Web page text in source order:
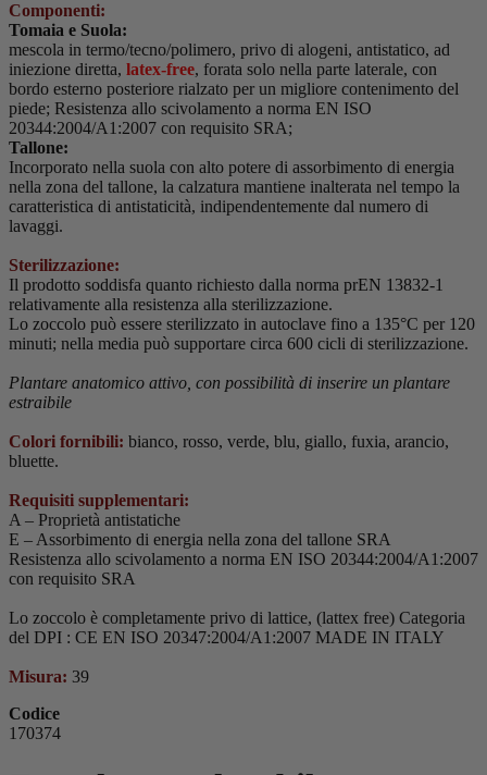
Componenti:
Tomaia e Suola:
mescola in termo/tecno/polimero, privo di alogeni, antistatico, ad
iniezione diretta, latex-free, forata solo nella parte laterale, con
bordo esterno posteriore rialzato per un migliore contenimento del
piede; Resistenza allo scivolamento a norma EN ISO
20344:2004/A1:2007 con requisito SRA;
Tallone:
Incorporato nella suola con alto potere di assorbimento di energia
nella zona del tallone, la calzatura mantiene inalterata nel tempo la
caratteristica di antistaticità, indipendentemente dal numero di
lavaggi.
Sterilizzazione:
Il prodotto soddisfa quanto richiesto dalla norma prEN 13832-1
relativamente alla resistenza alla sterilizzazione.
Lo zoccolo può essere sterilizzato in autoclave fino a 135°C per 120
minuti; nella media può supportare circa 600 cicli di sterilizzazione.
Plantare anatomico attivo, con possibilità di inserire un plantare
estraibile
Colori fornibili: bianco, rosso, verde, blu, giallo, fuxia, arancio,
bluette.
Requisiti supplementari:
A – Proprietà antistatiche
E – Assorbimento di energia nella zona del tallone SRA
Resistenza allo scivolamento a norma EN ISO 20344:2004/A1:2007
con requisito SRA
Lo zoccolo è completamente privo di lattice, (lattex free) Categoria
del DPI : CE EN ISO 20347:2004/A1:2007 MADE IN ITALY
Misura: 39
Codice
170374